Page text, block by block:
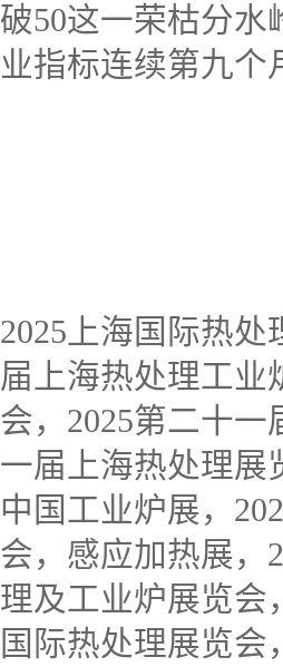
破50这一荣枯分
业指标连续第九个
2025上海国际热处
届上海热处理工业
会，2025第二十
一届上海热处理展
中国工业炉展，
会，感应加热展，
理及工业炉展览会
国际热处理展览会